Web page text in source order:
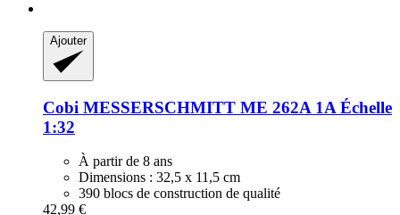
Ajouter
Cobi MESSERSCHMITT ME 262A 1A Échelle
1:32
À partir de 8 ans
Dimensions : 32,5 x 11,5 cm
390 blocs de construction de qualité
42,99 €